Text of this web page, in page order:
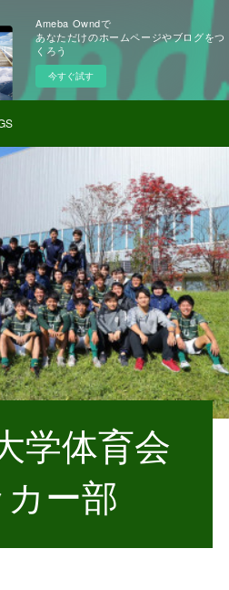
Ameba Owndで
あなただけのホームページやブログをつ
くろう
今すぐ試す
学体育会
ー部